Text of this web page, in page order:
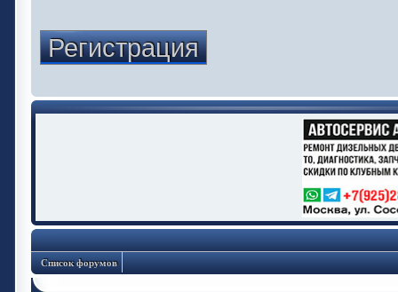
Регистрация
Список форумов